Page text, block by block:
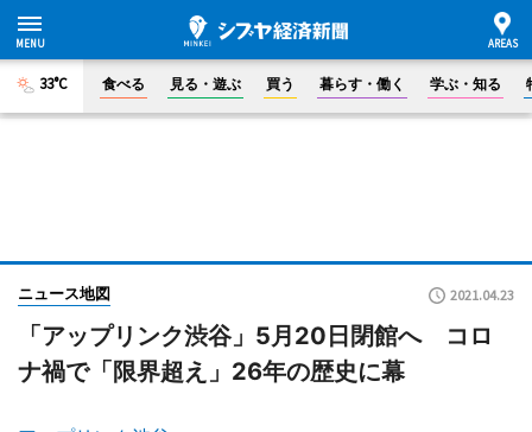
33°C 食べる 見る・遊ぶ 買う 暮らす・働く 学ぶ・知る
ニュース地図 2021.04.23
「アップリンク渋谷」5月20日閉館へ コロ
ナ禍で「限界超え」26年の歴史に幕